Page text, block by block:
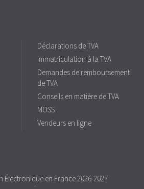
Déclarations de TVA
Immatriculation à la TVA
Demandes de remboursement
de TVA
Conseils en matière de TVA
MOSS
Vendeurs en ligne
Électronique en France 2026-2027